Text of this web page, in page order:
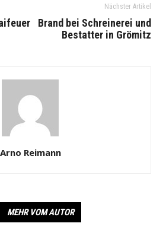
Nächster Artikel
Brand bei Schreinerei und
Bestatter in Grömitz
Arno Reimann
MEHR VOM AUTOR